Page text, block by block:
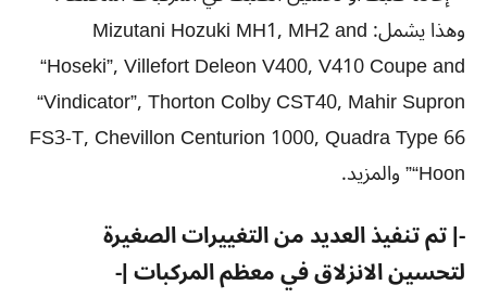
وهذا يشمل: Mizutani Hozuki MH1, MH2 and
“Hoseki”, Villefort Deleon V400, V410 Coupe and
“Vindicator”, Thorton Colby CST40, Mahir Supron
FS3-T, Chevillon Centurion 1000, Quadra Type 66
“Hoon” والمزيد.
-| تم تنفيذ العديد من التغييرات الصغيرة
لتحسين الانزلاق في معظم المركبات |-